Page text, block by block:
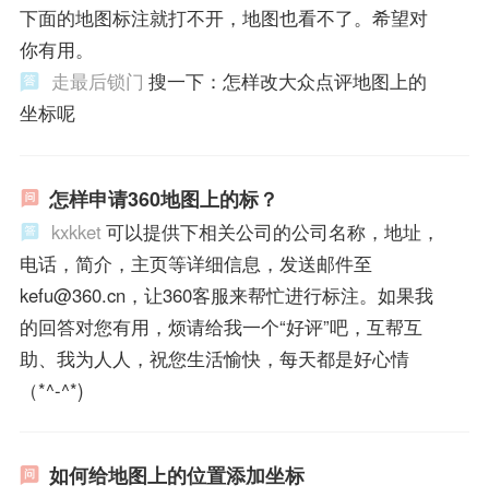
下面的地图标注就打不开，地图也看不了。希望对
你有用。
走最后锁门 搜一下：怎样改大众点评地图上的
坐标呢
怎样申请360地图上的标？
kxkket可以提供下相关公司的公司名称，地址，
电话，简介，主页等详细信息，发送邮件至
kefu@360.cn，让360客服来帮忙进行标注。如果我
的回答对您有用，烦请给我一个“好评”吧，互帮互
助、我为人人，祝您生活愉快，每天都是好心情
（*^-^*)
如何给地图上的位置添加坐标